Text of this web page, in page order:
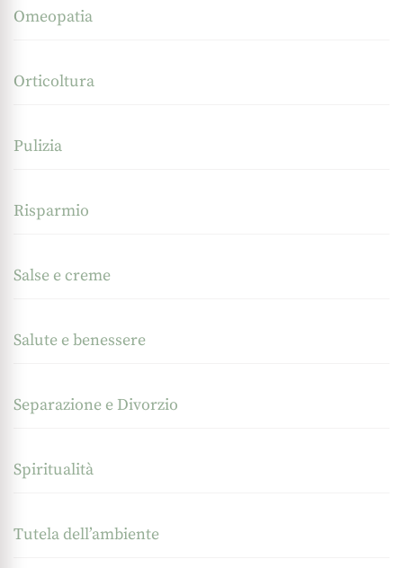
Omeopatia
Orticoltura
Pulizia
Risparmio
Salse e creme
Salute e benessere
Separazione e Divorzio
Spiritualità
Tutela dell’ambiente